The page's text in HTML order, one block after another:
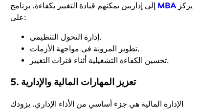
MBA يركز
على:
إدارة التحول التنظيمي.
تطوير المرونة في مواجهة الأزمات.
تحسين الكفاءة التشغيلية أثناء فترات التغيير.
5. تعزيز المهارات المالية والإدارية
الإدارة المالية هي جزء أساسي من الأداء الإداري. يزودك